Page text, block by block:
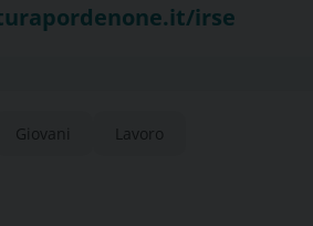
irse
Giovani Lavoro